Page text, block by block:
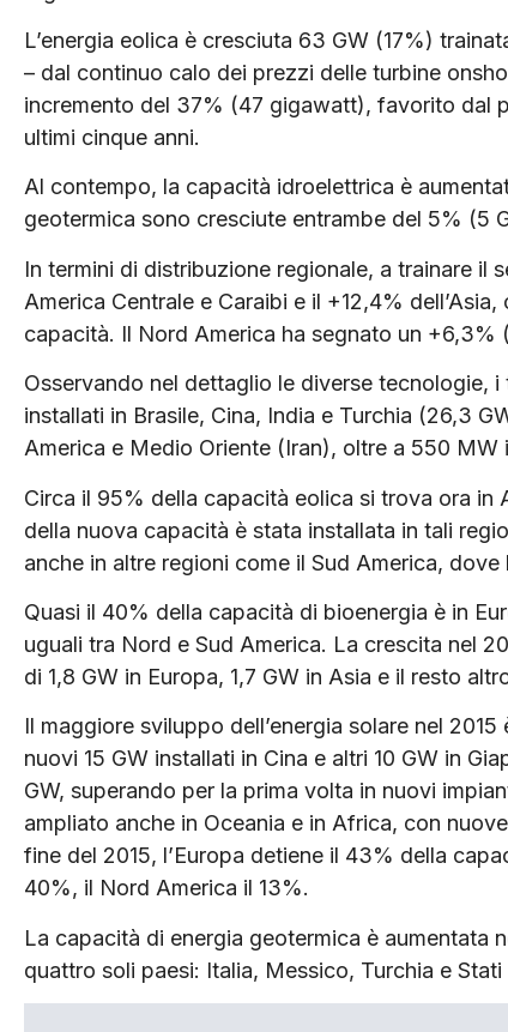
L’energia eolica è cresciuta 63 GW (17%)
– dal continuo calo dei prezzi delle turbine
incremento del 37% (47 gigawatt), favorito dal
ultimi cinque anni.
Al contempo, la capacità idroelettrica è
geotermica sono cresciute entrambe del 5% (5
In termini di distribuzione regionale, a trainare il
America Centrale e Caraibi e il +12,4%
capacità. Il Nord America ha segnato un +6,3%
Osservando nel dettaglio le diverse tecnologie,
installati in Brasile, Cina, India e Turchia (26,3
America e Medio Oriente (Iran), oltre a 550 MW
Circa il 95% della capacità eolica si trova ora in
della nuova capacità è stata installata in tali
anche in altre regioni come il Sud America,
Quasi il 40% della capacità di bioenergia è in
uguali tra Nord e Sud America. La crescita nel
di 1,8 GW in Europa, 1,7 GW in Asia e il resto
Il maggiore sviluppo dell’energia solare nel
nuovi 15 GW installati in Cina e altri 10 GW in
GW, superando per la prima volta in nuovi
ampliato anche in Oceania e in Africa, con
fine del 2015, l’Europa detiene il 43% della
40%, il Nord America il 13%.
La capacità di energia geotermica è aumentata
quattro soli paesi: Italia, Messico, Turchia e Stati